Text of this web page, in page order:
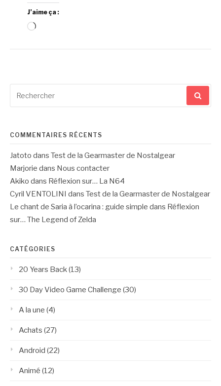
J’aime ça :
Chargement…
pour
COMMENTAIRES RÉCENTS
Jatoto dans Test de la Gearmaster de Nostalgear
Marjorie dans Nous contacter
Akiko dans Réflexion sur… La N64
Cyril VENTOLINI dans Test de la Gearmaster de Nostalgear
Le chant de Saria à l’ocarina : guide simple dans Réflexion
sur… The Legend of Zelda
CATÉGORIES
20 Years Back(13)
30 Day Video Game Challenge (30)
A la une (4)
Achats (27)
Android (22)
Animé (12)